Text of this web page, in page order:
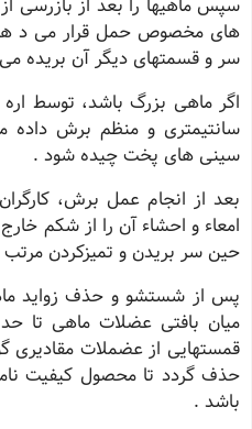
هاى مخصوص حمل قرار مى د
سر و قسمتهاى دیگر آن بریده
سانتیمترى و منظم برش داده
سینى هاى پخت چیده شود .
بعد از انجام عمل برش،
امعاء و احشاء آن را از شکم
حین سر بریدن و تمیزکردن
پس از شستشو و حذف زواید
میان بافتى عضلات ماهى تا
قمستهایى از عضملات مقادیرى
حذف گردد تا محصول کیفیت
باشد .